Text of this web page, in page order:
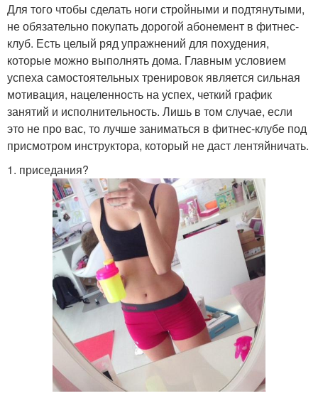
Для того чтобы сделать ноги стройными и подтянутыми,
не обязательно покупать дорогой абонемент в фитнес-
клуб. Есть целый ряд упражнений для похудения,
которые можно выполнять дома. Главным условием
успеха самостоятельных тренировок является сильная
мотивация, нацеленность на успех, четкий график
занятий и исполнительность. Лишь в том случае, если
это не про вас, то лучше заниматься в фитнес-клубе под
присмотром инструктора, который не даст лентяйничать.
1. приседания?